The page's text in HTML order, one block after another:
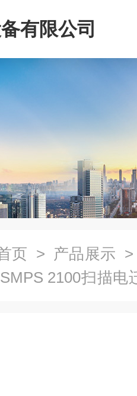
有限公司
页 > 产品展示
2100扫描电